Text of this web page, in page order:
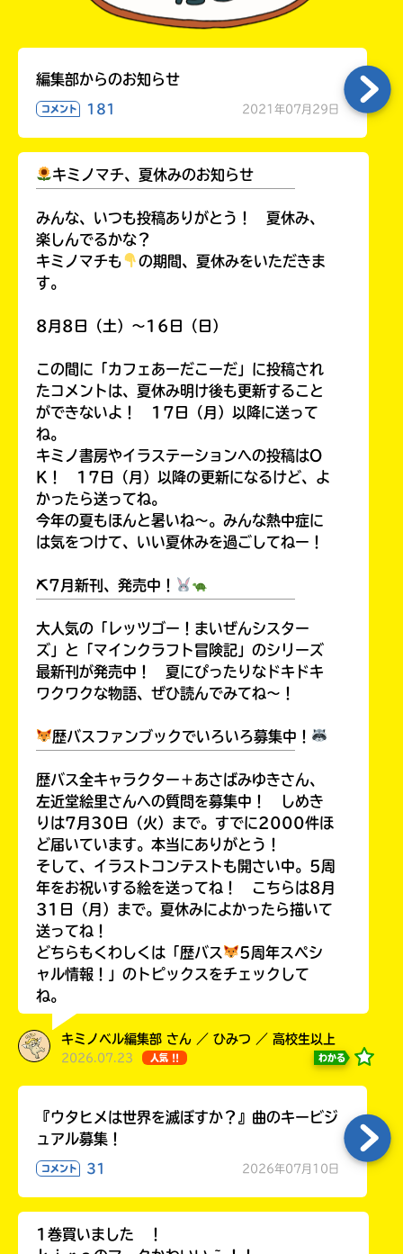
みんなからのお手紙が
このマチのことを
編集部からのお知らせ
コメント 181 2021年07月29日
キミノマチ、夏休みのお知らせ
みんな、いつも投稿ありがとう！ 夏休み、
楽しんでるかな？
キミノマチも
の期間、夏休みをいただきま
す。
8月8日（土）～16日（日）
この間に「カフェあーだこーだ」に投稿され
たコメントは、夏休み明け後も更新すること
ができないよ！ 17日（月）以降に送って
ね。
キミノ書房やイラステーションへの投稿はO
K！ 17日（月）以降の更新になるけど、よ
かったら送ってね。
今年の夏もほんと暑いね～。みんな熱中症に
は気をつけて、いい夏休みを過ごしてねー！
⛏7月新刊、発売中！
大人気の「レッツゴー！まいぜんシスター
ズ」と「マインクラフト冒険記」のシリーズ
最新刊が発売中！ 夏にぴったりなドキドキ
ワクワクな物語、ぜひ読んでみてね～！
歴バスファンブックでいろいろ募集中！
歴バス全キャラクター＋あさばみゆきさん、
左近堂絵里さんへの質問を募集中！ しめき
りは7月30日（火）まで。すでに2000件ほ
ど届いています。本当にありがとう！
そして、イラストコンテストも開さい中。5周
年をお祝いする絵を送ってね！ こちらは8月
31日（月）まで。夏休みによかったら描いて
送ってね！
どちらもくわしくは「歴バス
5周年スペシ
ャル情報！」のトピックスをチェックして
ね。
キミノベル編集部 さん ／ ひみつ ／ 高校生以上
2026.07.23 人気 !! わかる
『ウタヒメは世界を滅ぼすか？』曲のキービジ
ュアル募集！
コメント 31 2026年07月10日
1巻買いました ！